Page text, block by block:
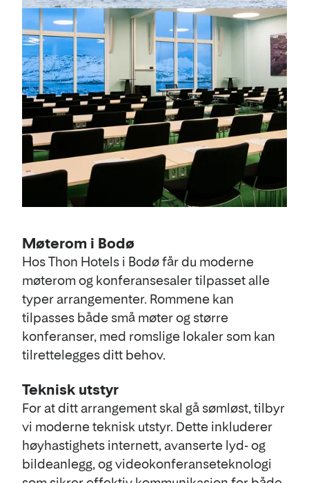
Møterom i Bodø
Hos Thon Hotels i Bodø får du moderne
møterom og konferansesaler tilpasset alle
typer arrangementer. Rommene kan
tilpasses både små møter og større
konferanser, med romslige lokaler som kan
tilrettelegges ditt behov.
Teknisk utstyr
For at ditt arrangement skal gå sømløst, tilbyr
vi moderne teknisk utstyr. Dette inkluderer
høyhastighets internett, avanserte lyd- og
bildeanlegg, og videokonferanseteknologi